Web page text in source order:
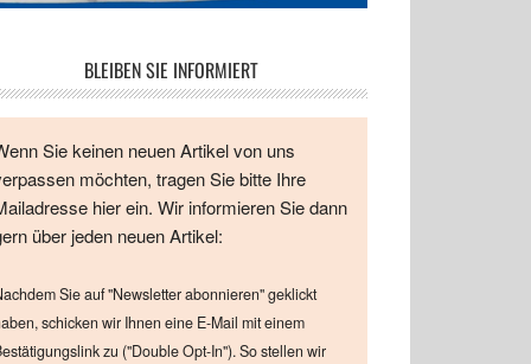
BLEIBEN SIE INFORMIERT
Sie keinen neuen Artikel von uns
möchten, tragen Sie bitte Ihre
hier ein. Wir informieren Sie dann
über jeden neuen Artikel:
Sie auf "Newsletter abonnieren" geklickt
schicken wir Ihnen eine E-Mail mit einem
zu ("Double Opt-In"). So stellen wir